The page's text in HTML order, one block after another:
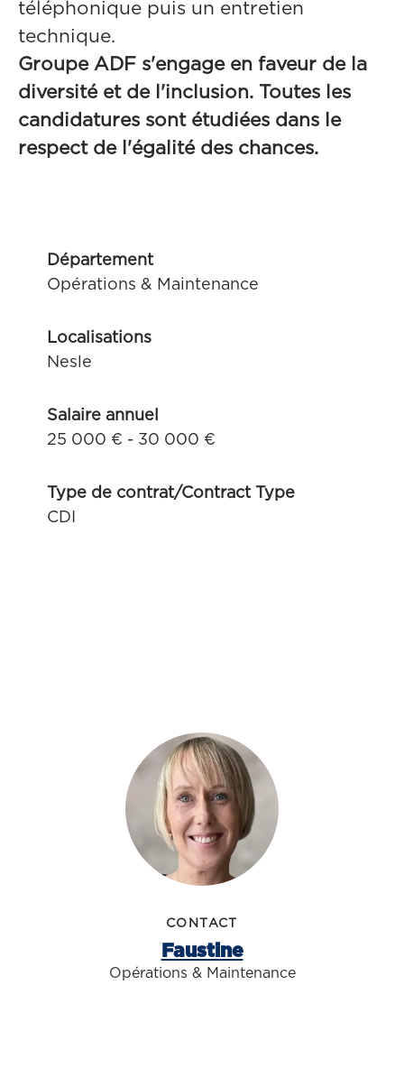
téléphonique puis un entretien
technique.
Groupe ADF s'engage en faveur de la
diversité et de l'inclusion. Toutes les
candidatures sont étudiées dans le
respect de l'égalité des chances.
Département
Opérations & Maintenance
Localisations
Nesle
Salaire annuel
25 000 € - 30 000 €
Type de contrat/Contract Type
CDI
CONTACT
Faustine
Opérations & Maintenance